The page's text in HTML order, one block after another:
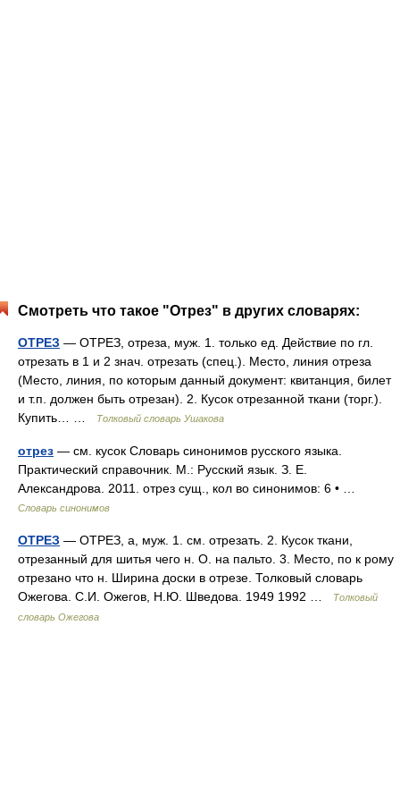
Смотреть что такое "Отрез" в других словарях:
ОТРЕЗ — ОТРЕЗ, отреза, муж. 1. только ед. Действие по гл.
отрезать в 1 и 2 знач. отрезать (спец.). Место, линия отреза
(Место, линия, по которым данный документ: квитанция, билет
и т.п. должен быть отрезан). 2. Кусок отрезанной ткани (торг.).
Купить… …
Толковый словарь Ушакова
отрез — см. кусок Словарь синонимов русского языка.
Практический справочник. М.: Русский язык. З. Е.
Александрова. 2011. отрез сущ., кол во синонимов: 6 • …
Словарь синонимов
ОТРЕЗ — ОТРЕЗ, а, муж. 1. см. отрезать. 2. Кусок ткани,
отрезанный для шитья чего н. О. на пальто. 3. Место, по к рому
отрезано что н. Ширина доски в отрезе. Толковый словарь
Ожегова. С.И. Ожегов, Н.Ю. Шведова. 1949 1992 …
Толковый
словарь Ожегова